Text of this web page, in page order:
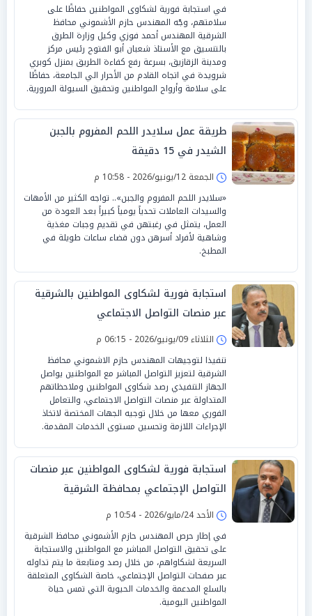
‏في استجابة فورية لشكاوى المواطنين حفاظًا على
سلامتهم، وجّه المهندس حازم الأشموني محافظ
الشرقية المهندس أحمد فوزي وكيل وزارة الطرق
بالتنسيق مع الأستاذ شعبان أبو الفتوح رئيس مركز
ومدينة الزقازيق، بسرعة رفع كفاءة الطريق بمنزل كوبري
شرويدة في اتجاه القادم من الأحرار الي الجامعة، حفاظًا
على سلامة وأرواح المواطنين وتحقيق السيولة المرورية.
طريقة عمل سلايدر اللحم المفروم بالجبن
الشيدر في 15 دقيقة
الجمعة 12/يونيو/2026 - 10:58 م
«سلايدر اللحم المفروم والجبن».. تواجه الكثير من الأمهات
والسيدات العاملات تحدياً يومياً كبيراً بعد العودة من
العمل، يتمثل في رغبتهن في تقديم وجبات مغذية
وشاهية لأفراد أسرهن دون قضاء ساعات طويلة في
المطبخ.
استجابة فورية لشكاوى المواطنين بالشرقية
عبر منصات التواصل الاجتماعي
الثلاثاء 09/يونيو/2026 - 06:15 م
تنفيذا لتوجيهات المهندس حازم الاشموني محافظ
الشرقية لتعزيز التواصل المباشر مع المواطنين يواصل
الجهاز التنفيذي رصد شكاوى المواطنين وملاحظاتهم
المتداولة عبر منصات التواصل الاجتماعي، والتعامل
الفوري معها من خلال توجيه الجهات المختصة لاتخاذ
الإجراءات اللازمة وتحسين مستوى الخدمات المقدمة.
استجابة فورية لشكاوى المواطنين عبر منصات
التواصل الإجتماعي بمحافظة الشرقية
الأحد 24/مايو/2026 - 10:54 م
في إطار حرص المهندس حازم الأشموني محافظ الشرقية
على تحقيق التواصل المباشر مع المواطنين والاستجابة
السريعة لشكاواهم، من خلال رصد ومتابعة ما يتم تداوله
عبر صفحات التواصل الإجتماعي، خاصة الشكاوى المتعلقة
بالسلع المدعمة والخدمات الحيوية التي تمس حياة
المواطنين اليومية.